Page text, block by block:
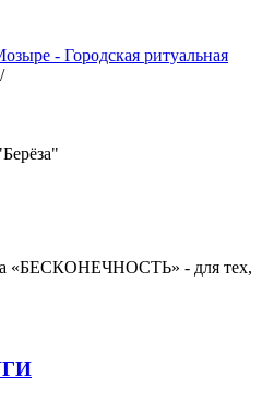
- Городская ритуальная
/
«БЕСКОНЕЧНОСТЬ» - для тех,